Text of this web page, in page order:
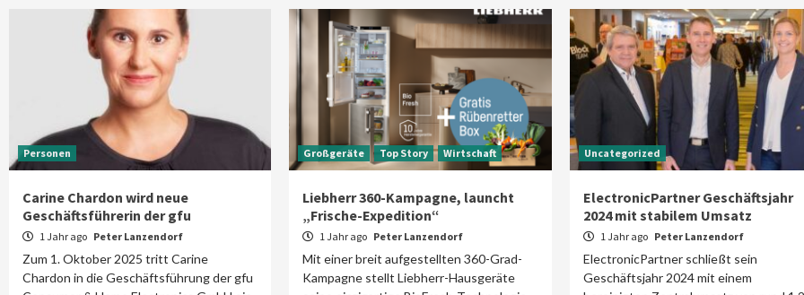
Personen
Carine Chardon wird neue
Geschäftsführerin der gfu
1 Jahr ago Peter Lanzendorf
Zum 1. Oktober 2025 tritt Carine
Chardon in die Geschäftsführung der gfu
Großgeräte Top Story Wirtschaft
Liebherr 360-Kampagne, launcht
„Frische-Expedition“
1 Jahr ago Peter Lanzendorf
Mit einer breit aufgestellten 360-Grad-
Kampagne stellt Liebherr-Hausgeräte
Uncategorized
ElectronicPartner Geschäftsjahr
2024 mit stabilem Umsatz
1 Jahr ago Peter Lanzendorf
ElectronicPartner schließt sein
Geschäftsjahr 2024 mit einem